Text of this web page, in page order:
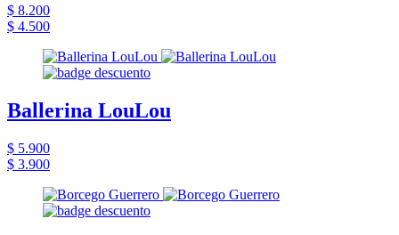
$ 8.200
$ 4.500
Ballerina LouLou
$ 5.900
$ 3.900